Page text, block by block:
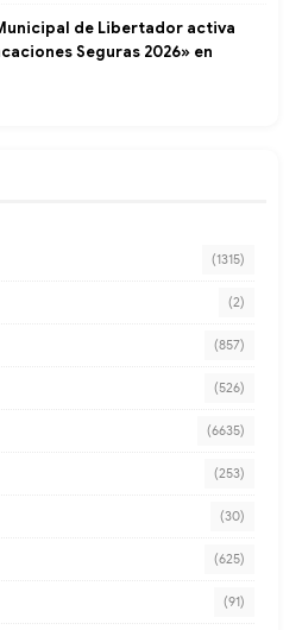
de Libertador activa
Seguras 2026» en
(1315)
(2)
(857)
(526)
(6635)
(253)
(30)
(625)
(91)